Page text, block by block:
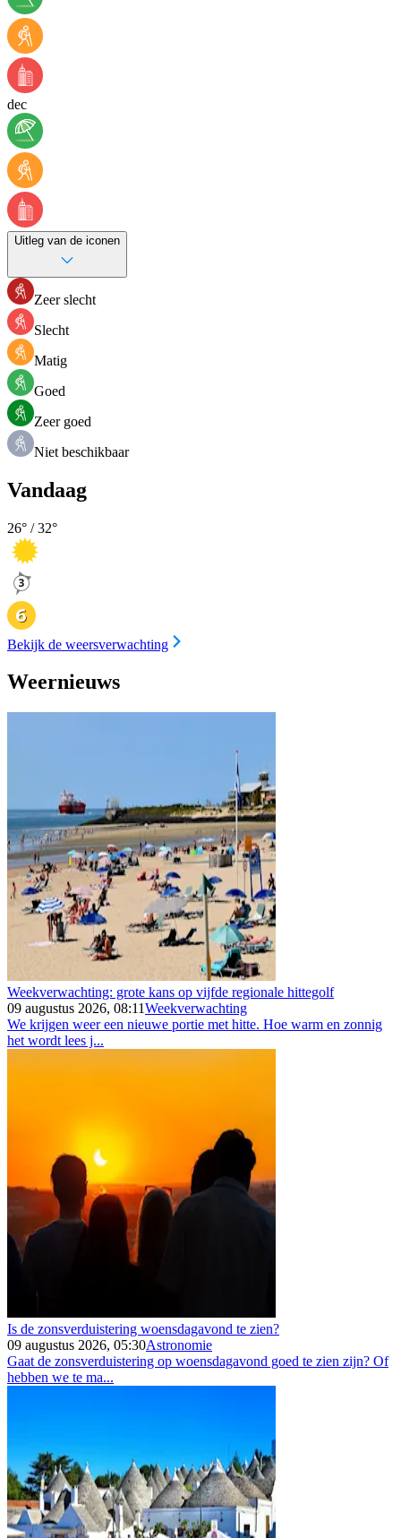
dec
Uitleg van de iconen
Zeer slecht
Slecht
Matig
Goed
Zeer goed
Niet beschikbaar
Vandaag
26° /32°
Bekijk de weersverwachting
Weernieuws
Weekverwachting: grote kans op vijfde regionale hittegolf
09 augustus 2026, 08:11Weekverwachting
We krijgen weer een nieuwe portie met hitte. Hoe warm en zonnig
het wordt lees j...
Is de zonsverduistering woensdagavond te zien?
09 augustus 2026, 05:30Astronomie
Gaat de zonsverduistering op woensdagavond goed te zien zijn? Of
hebben we te ma...